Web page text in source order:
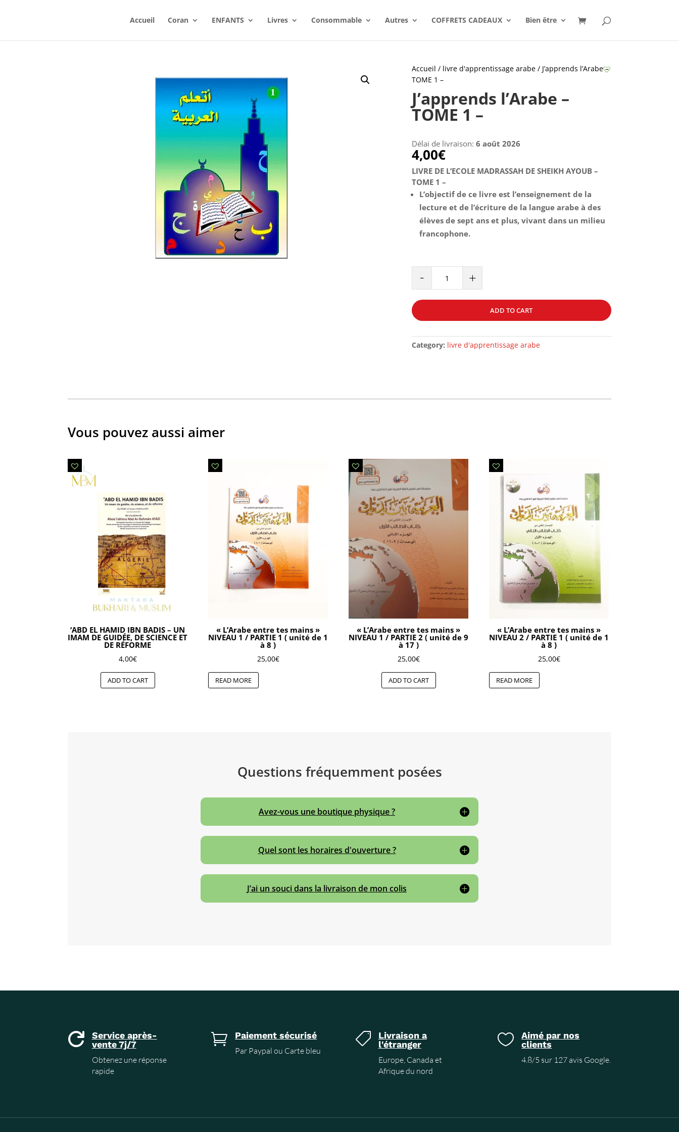
Accueil Coran ENFANTS Livres Consommable Autres COFFRETS CADEAUX Bien être
Accueil / livre d'apprentissage arabe/ J’apprends l’Arabe –
TOME 1 –
J’apprends l’Arabe –
TOME 1 –
Délai de livraison: 6 août 2026
4,00€
LIVRE DE L’ECOLE MADRASSAH DE SHEIKH AYOUB –
TOME 1 –
L’objectif de ce livre est l’enseignement de la
lecture et de l’écriture de la langue arabe à des
élèves de sept ans et plus, vivant dans un milieu
francophone.
-
TOME
1
quantity
+
ADD TO CART
Category: livre d'apprentissage arabe
Vous pouvez aussi aimer
‘ABD EL HAMID IBN BADIS – UN
IMAM DE GUIDÉE, DE SCIENCE ET
DE RÉFORME
4,00€
ADD TO CART
« L’Arabe entre tes mains »
NIVEAU 1 / PARTIE 1 ( unité de 1
à 8 )
25,00€
READ MORE
« L’Arabe entre tes mains »
NIVEAU 1 / PARTIE 2 ( unité de 9
à 17 )
25,00€
ADD TO CART
« L’Arabe entre tes mains »
NIVEAU 2 / PARTIE 1 ( unité de 1
à 8 )
25,00€
READ MORE
Questions fréquemment posées
Avez-vous une boutique physique ?
Quel sont les horaires d'ouverture ?
J’ai un souci dans la livraison de mon colis

Service après-
vente 7j/7
Obtenez une réponse
rapide
 Paiement sécurisé
Par Paypal ou Carte bleu

Livraison a
l'étranger
Europe, Canada et
Afrique du nord

Aimé par nos
clients
4.8/5 sur 127 avis Google.